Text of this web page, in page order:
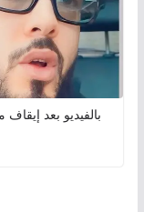
بالفيديو بعد